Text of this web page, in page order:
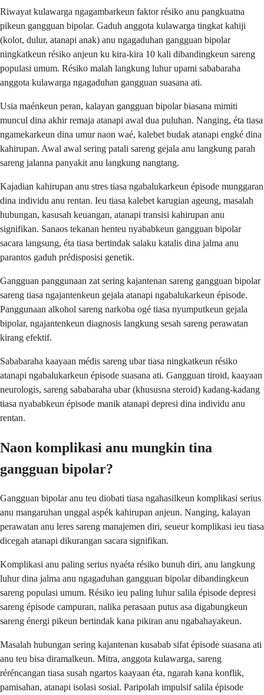
Riwayat kulawarga ngagambarkeun faktor résiko anu pangkuatna
pikeun gangguan bipolar. Gaduh anggota kulawarga tingkat kahiji
(kolot, dulur, atanapi anak) anu ngagaduhan gangguan bipolar
ningkatkeun résiko anjeun ku kira-kira 10 kali dibandingkeun sareng
populasi umum. Résiko malah langkung luhur upami sababaraha
anggota kulawarga ngagaduhan gangguan suasana ati.
Usia maénkeun peran, kalayan gangguan bipolar biasana mimiti
muncul dina akhir remaja atanapi awal dua puluhan. Nanging, éta tiasa
ngamekarkeun dina umur naon waé, kalebet budak atanapi engké dina
kahirupan. Awal awal sering patali sareng gejala anu langkung parah
sareng jalanna panyakit anu langkung nangtang.
Kajadian kahirupan anu stres tiasa ngabalukarkeun épisode munggaran
dina individu anu rentan. Ieu tiasa kalebet karugian ageung, masalah
hubungan, kasusah keuangan, atanapi transisi kahirupan anu
signifikan. Sanaos tekanan henteu nyababkeun gangguan bipolar
sacara langsung, éta tiasa bertindak salaku katalis dina jalma anu
parantos gaduh prédisposisi genetik.
Gangguan panggunaan zat sering kajantenan sareng gangguan bipolar
sareng tiasa ngajantenkeun gejala atanapi ngabalukarkeun épisode.
Panggunaan alkohol sareng narkoba ogé tiasa nyumputkeun gejala
bipolar, ngajantenkeun diagnosis langkung sesah sareng perawatan
kirang efektif.
Sababaraha kaayaan médis sareng ubar tiasa ningkatkeun résiko
atanapi ngabalukarkeun épisode suasana ati. Gangguan tiroid, kaayaan
neurologis, sareng sababaraha ubar (khususna steroid) kadang-kadang
tiasa nyababkeun épisode manik atanapi depresi dina individu anu
rentan.
Naon komplikasi anu mungkin tina
gangguan bipolar?
Gangguan bipolar anu teu diobati tiasa ngahasilkeun komplikasi serius
anu mangaruhan unggal aspék kahirupan anjeun. Nanging, kalayan
perawatan anu leres sareng manajemen diri, seueur komplikasi ieu tiasa
dicegah atanapi dikurangan sacara signifikan.
Komplikasi anu paling serius nyaéta résiko bunuh diri, anu langkung
luhur dina jalma anu ngagaduhan gangguan bipolar dibandingkeun
sareng populasi umum. Résiko ieu paling luhur salila épisode depresi
sareng épisode campuran, nalika perasaan putus asa digabungkeun
sareng énergi pikeun bertindak kana pikiran anu ngabahayakeun.
Masalah hubungan sering kajantenan kusabab sifat épisode suasana ati
anu teu bisa diramalkeun. Mitra, anggota kulawarga, sareng
réréncangan tiasa susah ngartos kaayaan éta, ngarah kana konflik,
pamisahan, atanapi isolasi sosial. Paripolah impulsif salila épisode